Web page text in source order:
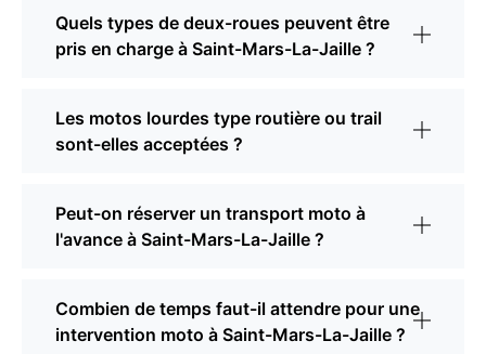
Quels types de deux-roues peuvent être
pris en charge à Saint-Mars-La-Jaille ?
Les motos lourdes type routière ou trail
sont-elles acceptées ?
Peut-on réserver un transport moto à
l'avance à Saint-Mars-La-Jaille ?
Combien de temps faut-il attendre pour une
intervention moto à Saint-Mars-La-Jaille ?